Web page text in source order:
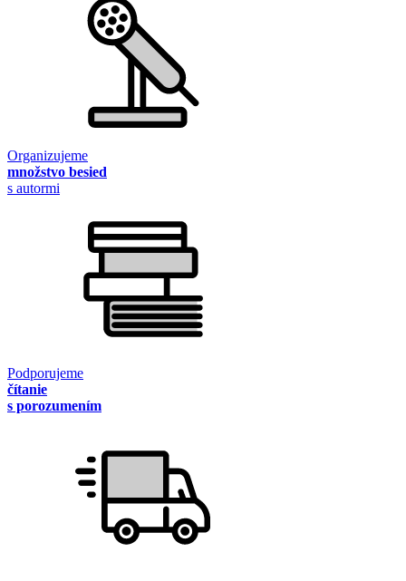
Organizujeme
množstvo besied
s autormi
Podporujeme
čítanie
s porozumením